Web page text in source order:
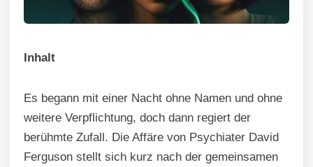
Inhalt
Es begann mit einer Nacht ohne Namen und ohne
weitere Verpflichtung, doch dann regiert der
berühmte Zufall. Die Affäre von Psychiater David
Ferguson stellt sich kurz nach der gemeinsamen